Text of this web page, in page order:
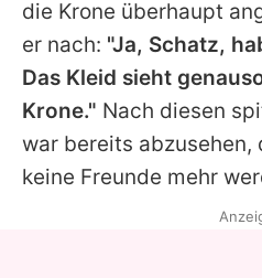
die Krone überhaupt
er nach: "Ja, Schatz,
Das Kleid sieht
Krone." Nach diesen
war bereits abzusehen,
keine Freunde mehr